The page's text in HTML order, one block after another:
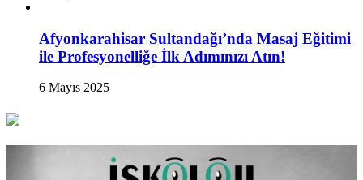
Afyonkarahisar Sultandağı’nda Masaj Eğitimi
ile Profesyonelliğe İlk Adımınızı Atın!
6 Mayıs 2025